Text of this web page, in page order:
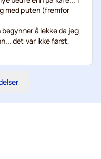
med puten (fremfor
å lekke da jeg
det var ikke først,